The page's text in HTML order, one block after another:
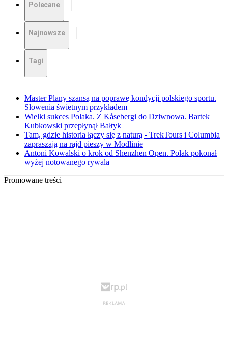
Polecane
Najnowsze
Tagi
Master Plany szansą na poprawę kondycji polskiego sportu.
Słowenia świetnym przykładem
Wielki sukces Polaka. Z Kåsebergi do Dziwnowa. Bartek
Kubkowski przepłynął Bałtyk
Tam, gdzie historia łączy się z naturą - TrekTours i Columbia
zapraszają na rajd pieszy w Modlinie
Antoni Kowalski o krok od Shenzhen Open. Polak pokonał
wyżej notowanego rywala
Promowane treści